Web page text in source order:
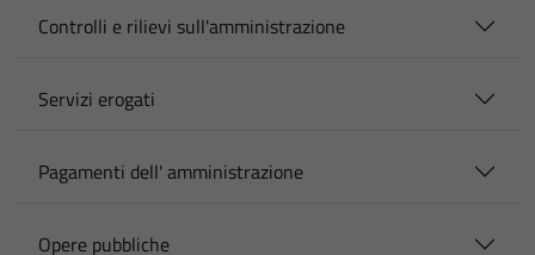
Controlli e rilievi sull'amministrazione
Servizi erogati
Pagamenti dell' amministrazione
Opere pubbliche